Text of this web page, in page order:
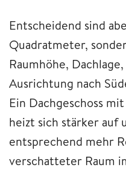
Entscheidend sind
Quadratmeter,
Raumhöhe,
Ausrichtung nach
Ein Dachgeschoss
heizt sich stärker auf
entsprechend mehr
verschatteter Raum